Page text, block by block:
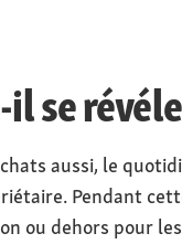
se
aussi, le
Pendant
ou dehors pour les